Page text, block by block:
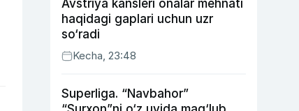
Avstriya kansleri onalar mehnati
haqidagi gaplari uchun uzr
so‘radi
Kecha, 23:48
Superliga. “Navbahor”